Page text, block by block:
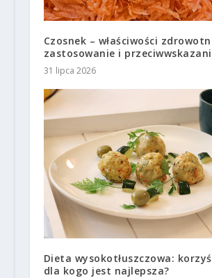
Czosnek – właściwości
zastosowanie i
31 lipca 2026
Dieta wysokotłuszczowa:
dla kogo jest najlepsza?